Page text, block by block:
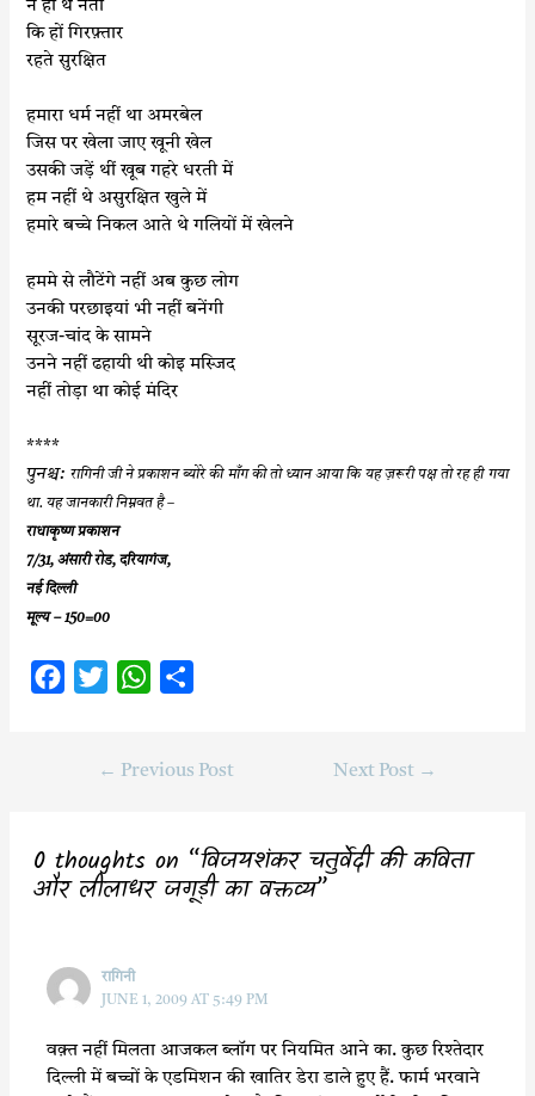
न ही थे नेता
कि हों गिरफ़्तार
रहते सुरक्षित
हमारा धर्म नहीं था अमरबेल
जिस पर खेला जाए खूनी खेल
उसकी जड़ें थीं खूब गहरे धरती में
हम नहीं थे असुरक्षित खुले में
हमारे बच्चे निकल आते थे गलियों में खेलने
हममे से लौटेंगे नहीं अब कुछ लोग
उनकी परछाइयां भी नहीं बनेंगी
सूरज-चांद के सामने
उनने नहीं ढहायी थी कोइ मस्जिद
नहीं तोड़ा था कोई मंदिर
****
पुनश्च: रागिनी जी ने प्रकाशन ब्योरे की माँग की तो ध्यान आया कि यह ज़रूरी पक्ष तो रह ही गया
था. यह जानकारी निम्नवत है –
राधाकृष्ण प्रकाशन
7/31, अंसारी रोड, दरियागंज,
नई दिल्ली
मूल्य – 150=00
o
t
r
W
t
p
r
← Previous Post Next Post →
0 thoughts on “विजयशंकर चतुर्वेदी की कविता
और लीलाधर जगूड़ी का वक्तव्य”
रागिनी
JUNE 1, 2009 AT 5:49 PM
वक़्त नहीं मिलता आजकल ब्लॉग पर नियमित आने का. कुछ रिश्तेदार
दिल्ली में बच्चों के एडमिशन की खातिर डेरा डाले हुए हैं. फार्म भरवाने